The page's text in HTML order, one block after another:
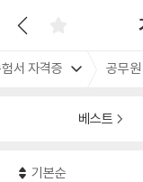
서 자격증 공무원
베스트
기본순